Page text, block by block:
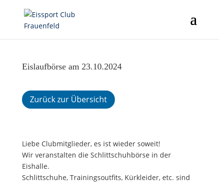
Eislaufbörse am 23.10.2024
Zurück zur Übersicht
Liebe Clubmitglieder, es ist wieder soweit!
Wir veranstalten die Schlittschuhbörse in der
Eishalle.
Schlittschuhe, Trainingsoutfits, Kürkleider, etc. sind